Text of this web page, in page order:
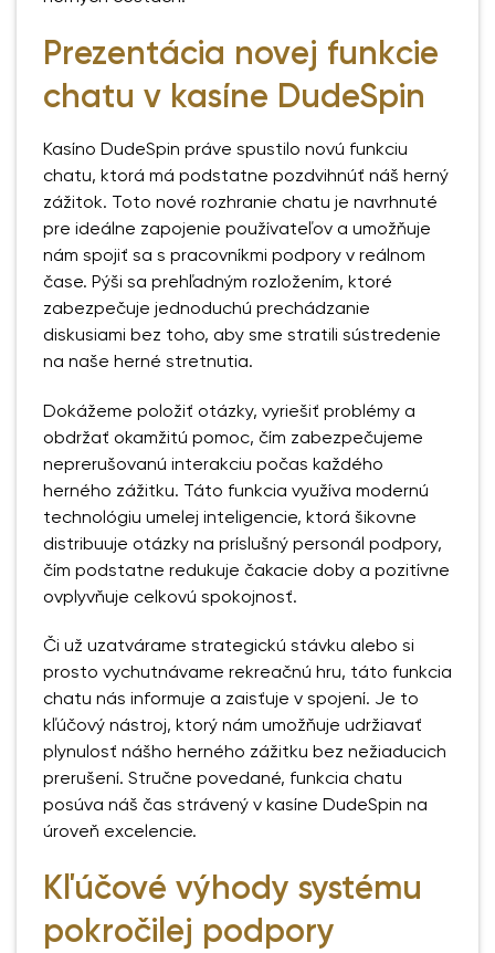
Prezentácia novej funkcie
chatu v kasíne DudeSpin
Kasíno DudeSpin práve spustilo novú funkciu
chatu, ktorá má podstatne pozdvihnúť náš herný
zážitok. Toto nové rozhranie chatu je navrhnuté
pre ideálne zapojenie používateľov a umožňuje
nám spojiť sa s pracovníkmi podpory v reálnom
čase. Pýši sa prehľadným rozložením, ktoré
zabezpečuje jednoduchú prechádzanie
diskusiami bez toho, aby sme stratili sústredenie
na naše herné stretnutia.
Dokážeme položiť otázky, vyriešiť problémy a
obdržať okamžitú pomoc, čím zabezpečujeme
neprerušovanú interakciu počas každého
herného zážitku. Táto funkcia využíva modernú
technológiu umelej inteligencie, ktorá šikovne
distribuuje otázky na príslušný personál podpory,
čím podstatne redukuje čakacie doby a pozitívne
ovplyvňuje celkovú spokojnosť.
Či už uzatvárame strategickú stávku alebo si
prosto vychutnávame rekreačnú hru, táto funkcia
chatu nás informuje a zaisťuje v spojení. Je to
kľúčový nástroj, ktorý nám umožňuje udržiavať
plynulosť nášho herného zážitku bez nežiaducich
prerušení. Stručne povedané, funkcia chatu
posúva náš čas strávený v kasíne DudeSpin na
úroveň excelencie.
Kľúčové výhody systému
pokročilej podpory